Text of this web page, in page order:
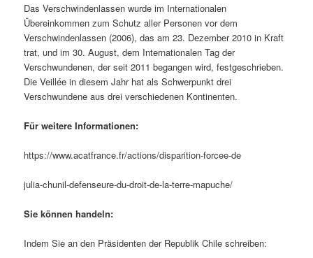
Das Verschwindenlassen wurde im Internationalen
Übereinkommen zum Schutz aller Personen vor dem
Verschwindenlassen (2006), das am 23. Dezember 2010 in Kraft
trat, und im 30. August, dem Internationalen Tag der
Verschwundenen, der seit 2011 begangen wird, festgeschrieben.
Die Veillée in diesem Jahr hat als Schwerpunkt drei
Verschwundene aus drei verschiedenen Kontinenten.
Für weitere Informationen:
https://www.acatfrance.fr/actions/disparition-forcee-de
julia-chunil-defenseure-du-droit-de-la-terre-mapuche/
Sie können handeln:
Indem Sie an den Präsidenten der Republik Chile schreiben: